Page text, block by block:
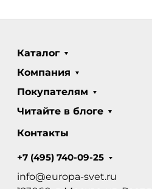
Каталог
Компания
Покупателям
Читайте в блоге
Контакты
+7 (495) 740-09-25
info@europa-svet.ru